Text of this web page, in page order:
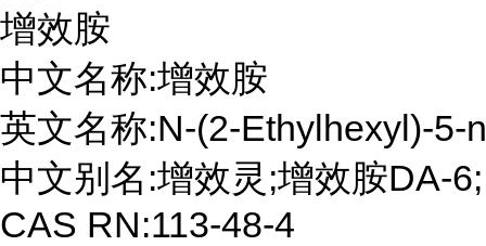
增效胺
中文名称:增效胺
英文名称:N-(2-Ethylhexyl)-5-
中文别名:增效灵;增效胺DA-6;
CAS RN:113-48-4